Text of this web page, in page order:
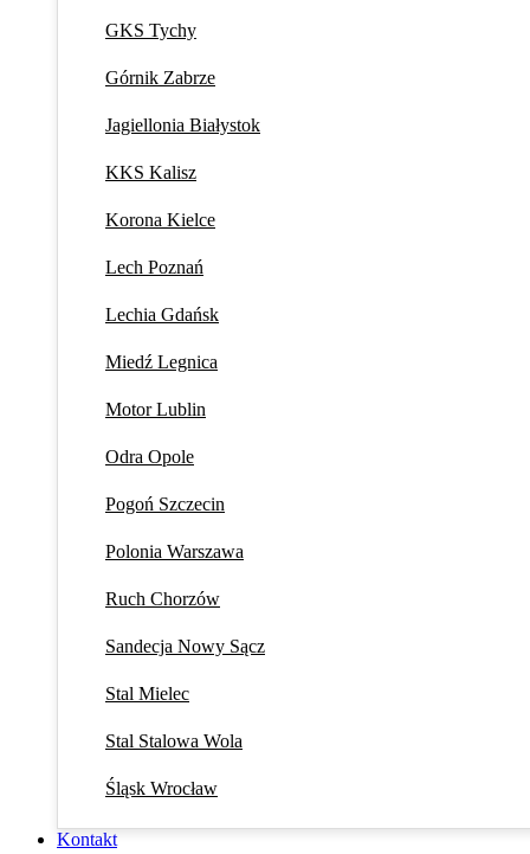
GKS Tychy
Górnik Zabrze
Jagiellonia Białystok
KKS Kalisz
Korona Kielce
Lech Poznań
Lechia Gdańsk
Miedź Legnica
Motor Lublin
Odra Opole
Pogoń Szczecin
Polonia Warszawa
Ruch Chorzów
Sandecja Nowy Sącz
Stal Mielec
Stal Stalowa Wola
Śląsk Wrocław
Kontakt